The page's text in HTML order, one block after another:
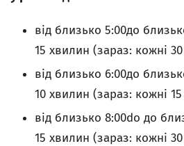
від близько 5:00до
15 хвилин (зараз: кожні
від близько 6:00до
10 хвилин (зараз: кожні
від близько 8:00do до
15 хвилин (зараз: кожні